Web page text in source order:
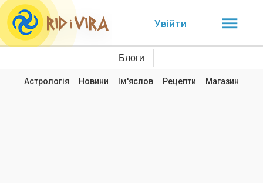
Увійти
Блоги
Астрологія Новини Ім'яслов Рецепти Магазин